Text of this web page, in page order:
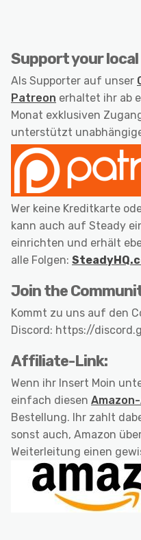
Support your
Als Supporter auf unser
Patreon erhaltet ihr ab
Monat exklusiven
unterstützt
Wer keine Kreditkarte
kann auch auf Steady
einrichten und erhält
alle Folgen:
Join the
Kommt zu uns auf den
Discord: https://
Affiliate-Link:
Wenn ihr Insert Moin
einfach diesen
Bestellung. Ihr zahlt
sonst auch, Amazon
Weiterleitung einen